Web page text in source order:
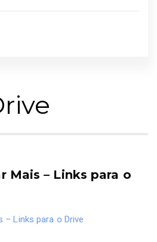
Mais – Links para o
– Links para o Drive